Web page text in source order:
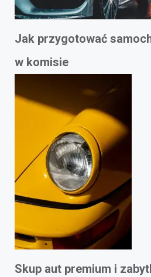
Jak przygotować
w komisie
Skup aut premium i